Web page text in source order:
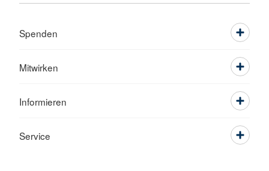
Spenden
Mitwirken
Informieren
Service